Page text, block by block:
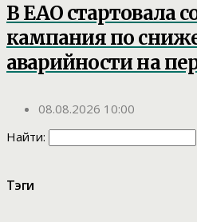
В ЕАО стартовала
кампания по
аварийности на
08.08.2026 10:00
Найти:
Тэги